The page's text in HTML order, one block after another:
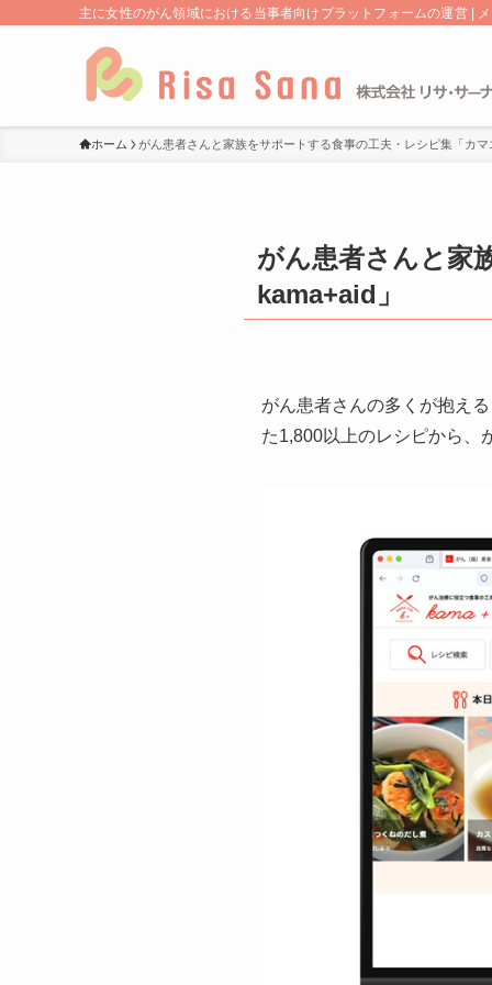
主に女性のがん領域における当事者向けプラットフォームの運営 |
ホーム がん患者さんと家族をサポートする食事の工夫・レシピ集「カマ
がん患者さんと家
kama+aid」
がん患者さんの多くが抱え
た1,800以上のレシピから、